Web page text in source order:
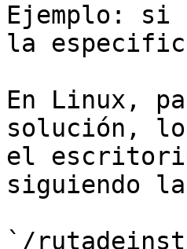
Ejemplo: si
la
En Linux,
solución, lo
el
siguiendo
`/